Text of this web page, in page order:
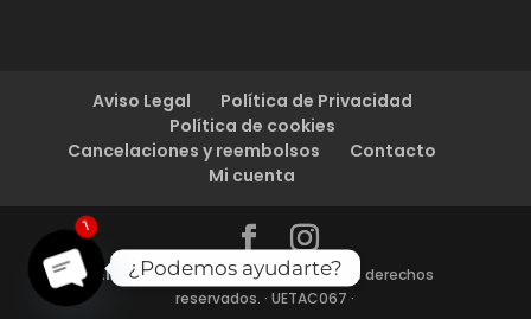
Aviso Legal
Política de Privacidad
Política de cookies
Cancelaciones y reembolsos
Contacto
Mi cuenta
Enjoy Bardenas© 2024 | Todos los derechos
reservados. · UETAC067 ·
¿Podemos ayudarte?
Open
1